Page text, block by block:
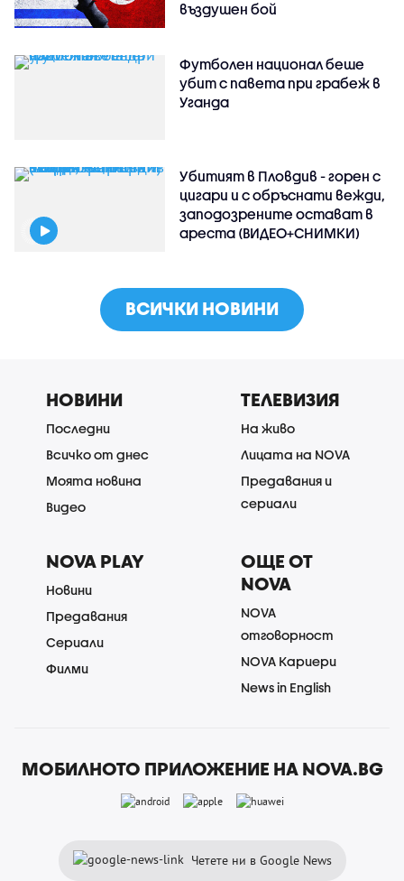
въздушен бой
Футболен национал беше
убит с павета при грабеж в
Уганда
Убитият в Пловдив - горен с
цигари и с обръснати вежди,
заподозрените остават в
ареста (ВИДЕО+СНИМКИ)
ВСИЧКИ НОВИНИ
НОВИНИ
Последни
Всичко от днес
Моята новина
Видео
ТЕЛЕВИЗИЯ
На живо
Лицата на NOVA
Предавания и
сериали
NOVA PLAY
Новини
Предавания
Сериали
Филми
ОЩЕ ОТ
NOVA
NOVA
отговорност
NOVA Кариери
News in English
МОБИЛНОТО ПРИЛОЖЕНИЕ НА NOVA.BG
Четете ни в Google News